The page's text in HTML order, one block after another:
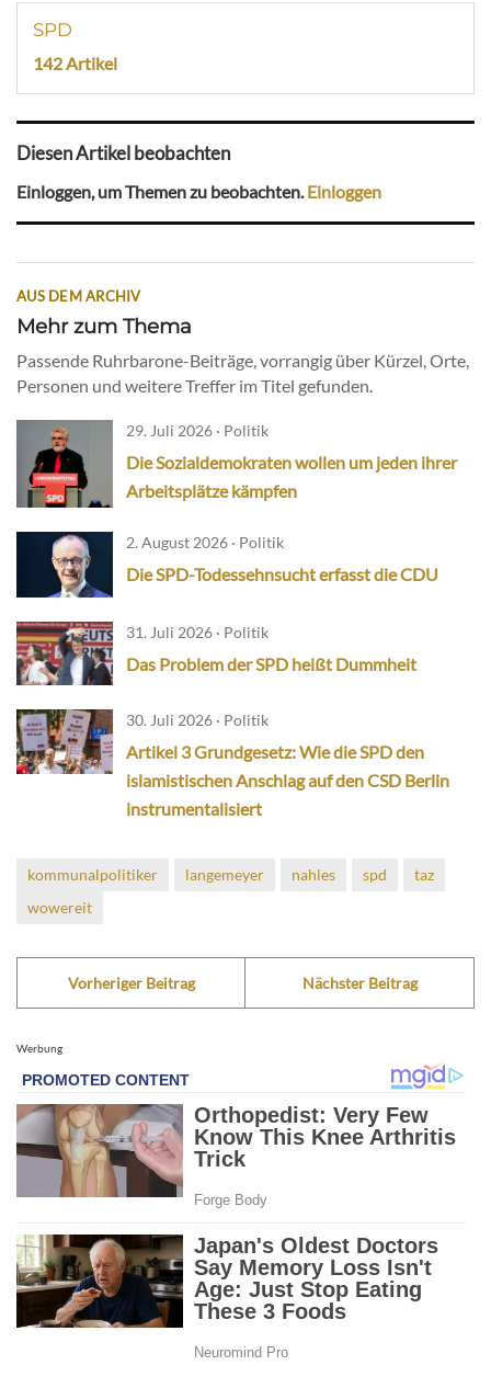
SPD
142 Artikel
Diesen Artikel beobachten
Einloggen, um Themen zu beobachten.Einloggen
AUS DEM ARCHIV
Mehr zum Thema
Passende Ruhrbarone-Beiträge, vorrangig über Kürzel, Orte,
Personen und weitere Treffer im Titel gefunden.
29. Juli 2026 · Politik
Die Sozialdemokraten wollen um jeden ihrer
Arbeitsplätze kämpfen
2. August 2026 · Politik
Die SPD-Todessehnsucht erfasst die CDU
31. Juli 2026 · Politik
Das Problem der SPD heißt Dummheit
30. Juli 2026 · Politik
Artikel 3 Grundgesetz: Wie die SPD den
islamistischen Anschlag auf den CSD Berlin
instrumentalisiert
kommunalpolitiker langemeyer nahles spd
taz
wowereit
Vorheriger Beitrag Nächster Beitrag
Werbung